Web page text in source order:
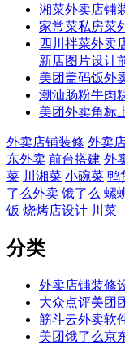
湘菜外卖店铺
家常菜私房菜
四川拌菜外卖
新店图片设计
美团盖码饭外
潮汕肠粉牛肉
美团外卖角标
外卖店铺装修 外卖
东外卖 前台搭建 外
菜 川湘菜 小碗菜 鸭
了么外卖 饿了么 螺
饭 烧烤店设计 川菜
分类
外卖店铺装修
大众点评美团
筋斗云外卖软
美团饿了么京